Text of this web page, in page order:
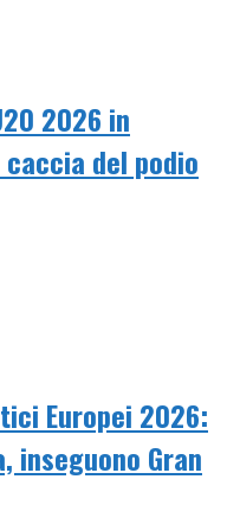
2026 in
caccia del podio
Europei 2026:
inseguono Gran